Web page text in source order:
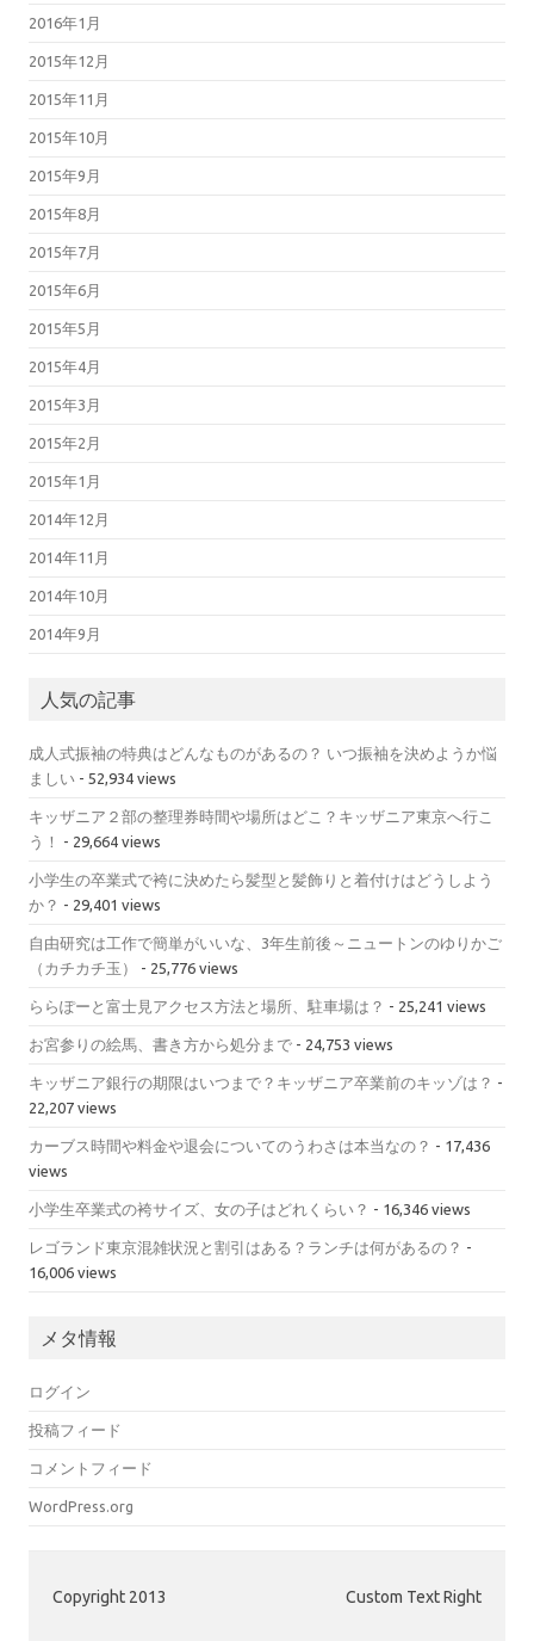
2016年1月
2015年12月
2015年11月
2015年10月
2015年9月
2015年8月
2015年7月
2015年6月
2015年5月
2015年4月
2015年3月
2015年2月
2015年1月
2014年12月
2014年11月
2014年10月
2014年9月
人気の記事
成人式振袖の特典はどんなものがあるの？ いつ振袖を決めようか悩
ましい - 52,934 views
キッザニア２部の整理券時間や場所はどこ？キッザニア東京へ行こ
う！
- 29,664 views
小学生の卒業式で袴に決めたら髪型と髪飾りと着付けはどうしよう
か？ - 29,401 views
自由研究は工作で簡単がいいな、3年生前後～ニュートンのゆりかご
（カチカチ玉）
- 25,776 views
ららぽーと富士見アクセス方法と場所、駐車場は？ - 25,241 views
お宮参りの絵馬、書き方から処分まで - 24,753 views
キッザニア銀行の期限はいつまで？キッザニア卒業前のキッゾは？ -
22,207 views
カーブス時間や料金や退会についてのうわさは本当なの？ - 17,436
views
小学生卒業式の袴サイズ、女の子はどれくらい？ - 16,346 views
レゴランド東京混雑状況と割引はある？ランチは何があるの？ -
16,006 views
メタ情報
ログイン
投稿フィード
コメントフィード
WordPress.org
Copyright 2013 Custom Text Right